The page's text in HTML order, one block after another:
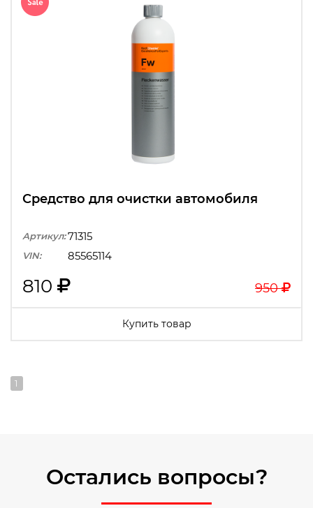
Средство для очистки автомобиля
Артикул:71315
VIN: 85565114
810 950
Купить товар
1
Остались вопросы?